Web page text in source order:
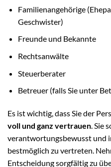
Familienangehörige
Geschwister)
Freunde und Bekannte
Rechtsanwälte
Steuerberater
Betreuer (falls Sie unter
Es ist wichtig, dass Sie der
voll und ganz vertrauen. Sie
verantwortungsbewusst und
bestmöglich zu vertreten.
Entscheidung sorgfältig zu